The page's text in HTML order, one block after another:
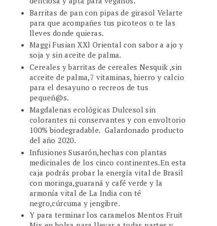
Barritas de pan con pipas de girasol Velarte
para que acompañes tus picoteos o te las
lleves donde quieras.
Maggi Fusian XXl Oriental con sabor a ajo y
soja y sin aceite de palma.
Cereales y barritas de cereales Nesquik ,sin
acceite de palma,7 vitaminas, hierro y calcio
para el desayuno o recreos de tus
pequeñ@s.
Magdalenas ecológicas Dulcesol sin
colorantes ni conservantes y con envoltorio
100% biodegradable. Galardonado producto
del año 2020.
Infusiones Susarón,hechas con plantas
medicinales de los cinco continentes.En esta
caja podrás probar la energía vital de Brasil
con moringa,guaraná y café verde y la
armonía vital de La India con té
negro,cúrcuma y jengibre.
Y para terminar los caramelos Mentos Fruit